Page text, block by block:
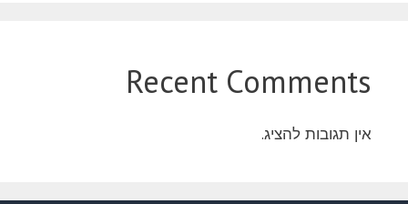
Recent Comments
אין תגובות להציג.